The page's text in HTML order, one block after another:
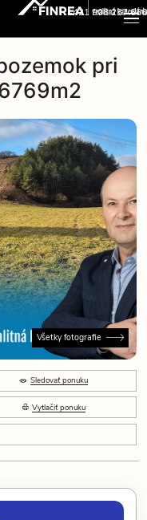
+421 908 237 666
pri
Všetky fotografie
Sledovať ponuku
Vytlačiť ponuku